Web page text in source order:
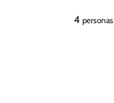
4 personas